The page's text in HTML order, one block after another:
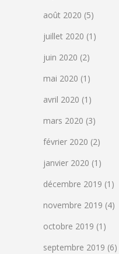
août 2020 (5)
juillet 2020 (1)
juin 2020 (2)
mai 2020 (1)
avril 2020 (1)
mars 2020 (3)
février 2020 (2)
janvier 2020 (1)
décembre 2019 (1)
novembre 2019 (4)
octobre 2019 (1)
septembre 2019 (6)